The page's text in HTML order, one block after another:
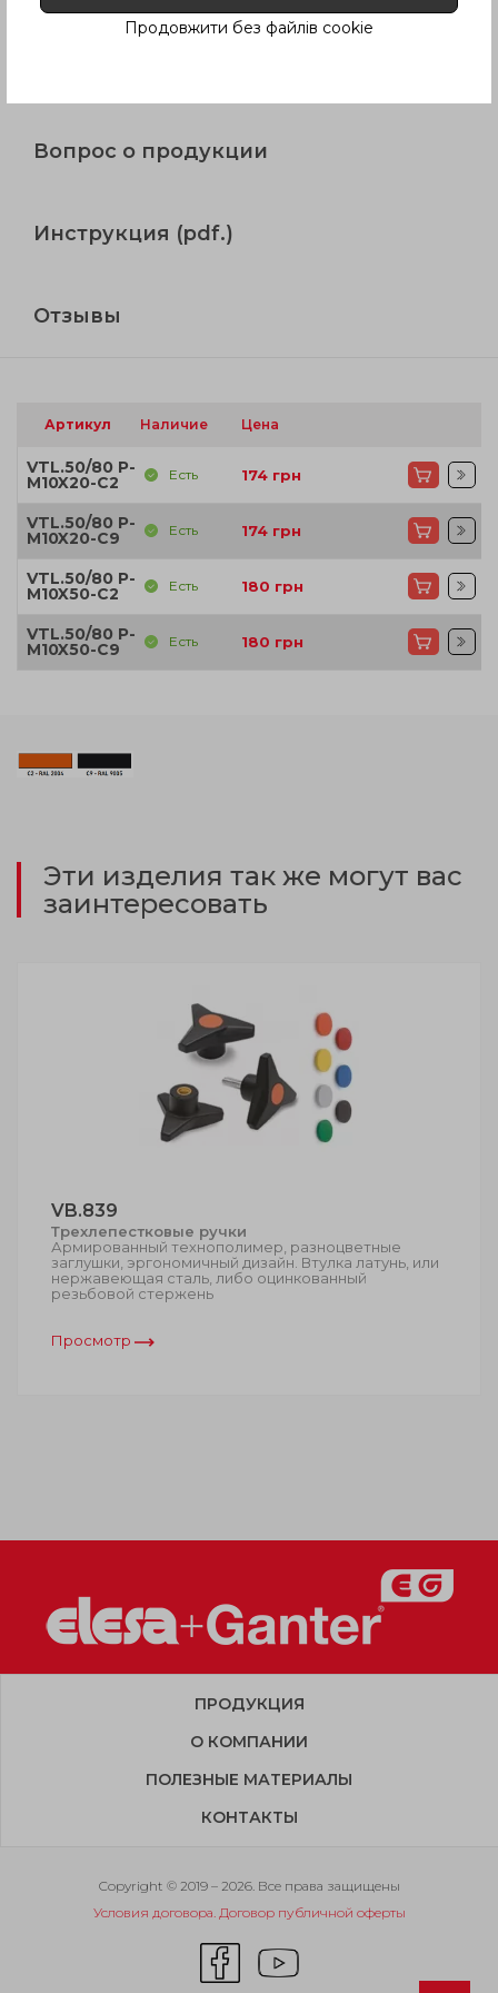
Вопрос о продукции
Инструкция (pdf.)
Отзывы
Артикул Наличие Цена
VTL.50/80 P-
M10X20-C2 Есть 174 грн
VTL.50/80 P-
M10X20-C9 Есть 174 грн
VTL.50/80 P-
M10X50-C2 Есть 180 грн
VTL.50/80 P-
M10X50-C9 Есть 180 грн
Эти изделия так же могут вас
заинтересовать
VB.839
Трехлепестковые ручки
Армированный технополимер, разноцветные
заглушки, эргономичный дизайн. Втулка латунь, или
нержавеющая сталь, либо оцинкованный
резьбовой стержень
Просмотр
ПРОДУКЦИЯ
О КОМПАНИИ
ПОЛЕЗНЫЕ МАТЕРИАЛЫ
КОНТАКТЫ
Copyright © 2019 – 2026. Все права защищены
Условия договора. Договор публичной оферты
Продовжити без файлів cookie